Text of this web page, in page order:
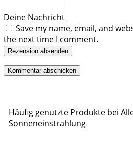
Deine Nachricht
Save my name, email, and
the next time I comment.
Rezension absenden
Häufig genutzte Produkte bei
Sonneneinstrahlung